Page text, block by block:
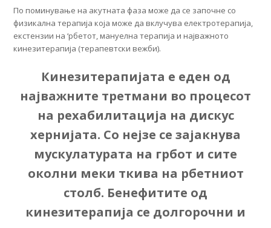
По поминување на акутната фаза може да се започне со
физикална терапија која може да вклучува електротерапија,
екстензии на ‘рбетот, мануелна терапија и најважното
кинезитерапија (терапевтски вежби).
Кинезитерапијата е еден од
најважните третмани во процесот
на рехабилитација на дискус
хернијата. Со нејзе се зајакнува
мускулатурата на грбот и сите
околни меки ткива на рбетниот
столб. Бенефитите од
кинезитерапија се долгорочни и